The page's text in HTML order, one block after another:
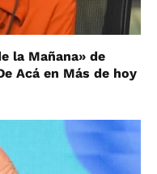
la Mañana» de
Acá en Más de hoy